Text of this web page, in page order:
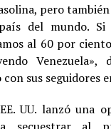
pero
del mundo. Si
al 60 por
Venezuela»,
sus seguidores
UU. lanzó una